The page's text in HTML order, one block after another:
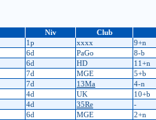
Niv Club
1p xxxx 9+n
6d PaGo 8-b
6d HD 11+n
7d MGE 5+b
7d 13Ma 4-n
4d UK 10+b
4d 35Re -
6d MGE 2+n